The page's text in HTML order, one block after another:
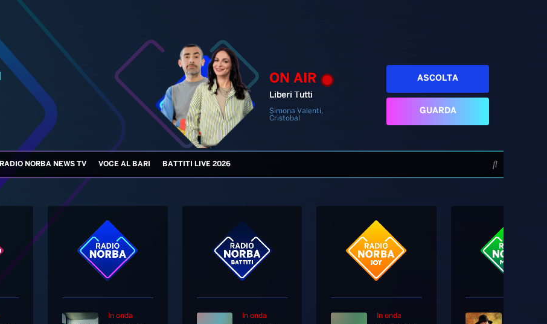
ON AIR
Liberi Tutti
Simona Valenti,
Cristobal
ASCOLTA
GUARDA
RADIO NORBA NEWS TV VOCE AL BARI BATTITI LIVE 2026
In onda
In onda
In onda